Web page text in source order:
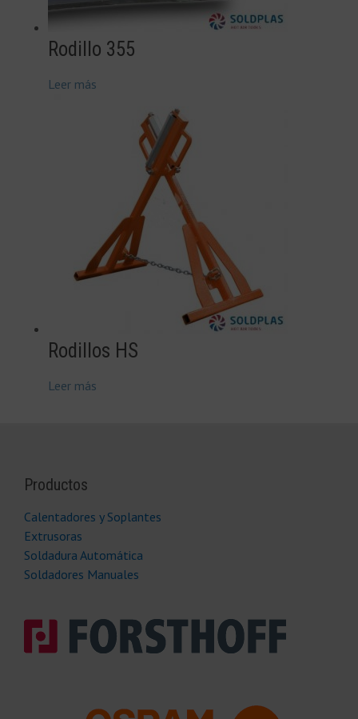
Rodillo 355
Leer más
Rodillos HS
Leer más
Productos
Calentadores y Soplantes
Extrusoras
Soldadura Automática
Soldadores Manuales